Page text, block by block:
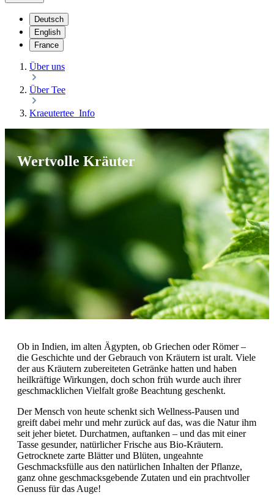
Deutsch
English
France
Über uns
Über Tee
Kraeutertee_Info
Wertvolle Kräuter
Ob in Indien, im alten Ägypten, ob Griechen oder Römer –
die Geschichte und der Gebrauch von Kräutern ist uralt. Viele
der aus Kräutern zubereiteten Getränke hatten und haben
heilkräftige Wirkungen, doch schon früh wurde auch ihrer
geschmacklichen Vielfalt große Beachtung geschenkt.
Der Mensch von heute schenkt sich Wellness-Pausen und
greift dabei mehr und mehr zurück auf das, was die Natur ihm
seit jeher bietet. Durchatmen, auftanken – und das mit einer
Tasse gesunder, natürlicher Frische aus Bio-Kräutern.
Getrocknete zarte Blätter und Blüten, ungeahnte
Geschmacksfülle aus den natürlichen Inhalten der Pflanze,
ganz ohne geschmacksgebende Zutaten und ein prachtvoller
Genuss für das Auge!